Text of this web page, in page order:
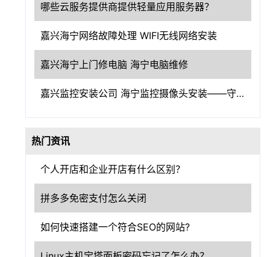
哪些云服务提供商提供轻量应用服务器？
嘉兴海宁网络故障处理 WIFI无线网络安装
嘉兴海宁上门修电脑 海宁电脑维修
嘉兴监控安装公司 海宁监控摄像头安装——守护嘉兴，洞察一切
热门资讯
个人开店和企业开店有什么区别？
拼多多免密支付怎么关闭
如何快速搭建一个符合SEO的网站?